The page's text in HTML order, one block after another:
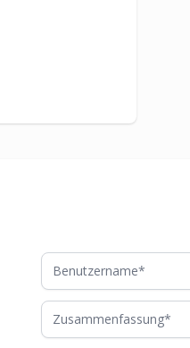
Benutzername
Zusammenfassung